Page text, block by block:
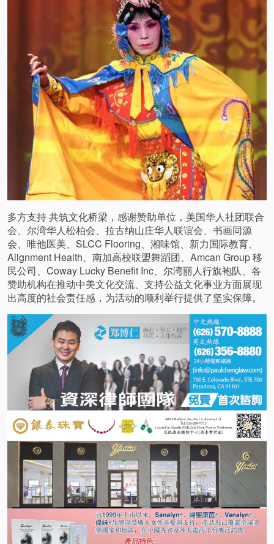
多方支持 共筑文化桥梁，感谢赞助单位，美国华人社团联合
会、尔湾华人松柏会、拉古纳山庄华人联谊会、书画同源
会、唯他医美、SLCC Flooring、湘味馆、新力国际教育、
Alignment Health、南加高校联盟舞蹈团、Amcan Group 移
民公司、Coway Lucky Benefit Inc、尔湾丽人行旗袍队、各
赞助机构在推动中美文化交流、支持公益文化事业方面展现
出高度的社会责任感，为活动的顺利举行提供了坚实保障。